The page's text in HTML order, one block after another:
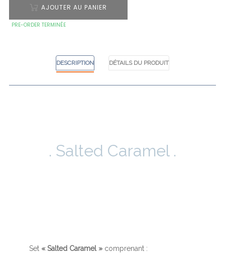
AJOUTER AU PANIER
PRE-ORDER TERMINÉE
DESCRIPTION DÉTAILS DU PRODUIT
. Salted Caramel .
Set « Salted Caramel » comprenant :